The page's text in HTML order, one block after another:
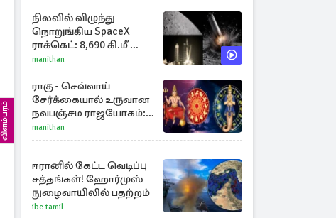
விளம்பரம்
நிலவில் விழுந்து
நொறுங்கிய SpaceX
ராக்கெட்: 8,690 கி.மீ வேக
மோதலால் உருவான
புதிய பள்ளம்!
manithan
ராகு - செவ்வாய்
சேர்க்கையால் உருவான
நவபஞ்சம ராஜயோகம்:
அதிர்ஷ்டம் பெறும் 3
ராசிகள்!
manithan
ஈரானில் கேட்ட வெடிப்பு
சத்தங்கள்! ஹோர்முஸ்
நுழைவாயிலில் பதற்றம்
ibc tamil